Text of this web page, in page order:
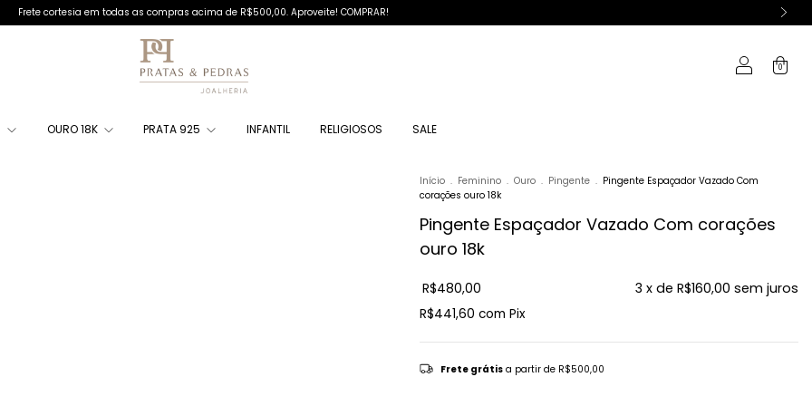
Frete cortesia em todas as compras acima de R$500,00. Aproveite! COMPRAR!
0
OURO 18K PRATA 925 INFANTIL RELIGIOSOS SALE
Início . Feminino . Ouro . Pingente . Pingente Espaçador Vazado Com
corações ouro 18k
Pingente Espaçador Vazado Com corações
ouro 18k
R$480,00 3 x de R$160,00 sem juros
R$441,60 com Pix
Frete grátis a partir de R$500,00